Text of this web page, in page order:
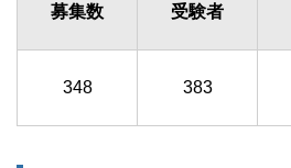
募集数 受験者
348 383